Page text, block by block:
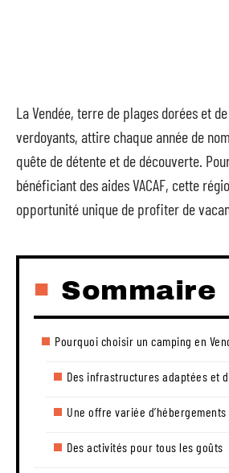
La Vendée, terre de plages dorées et
verdoyants, attire chaque année de
quête de détente et de découverte.
bénéficiant des aides VACAF, cette
opportunité unique de profiter de
Sommaire
Pourquoi choisir un camping en
Des infrastructures adaptées et
Une offre variée d’hébergements
Des activités pour tous les goûts